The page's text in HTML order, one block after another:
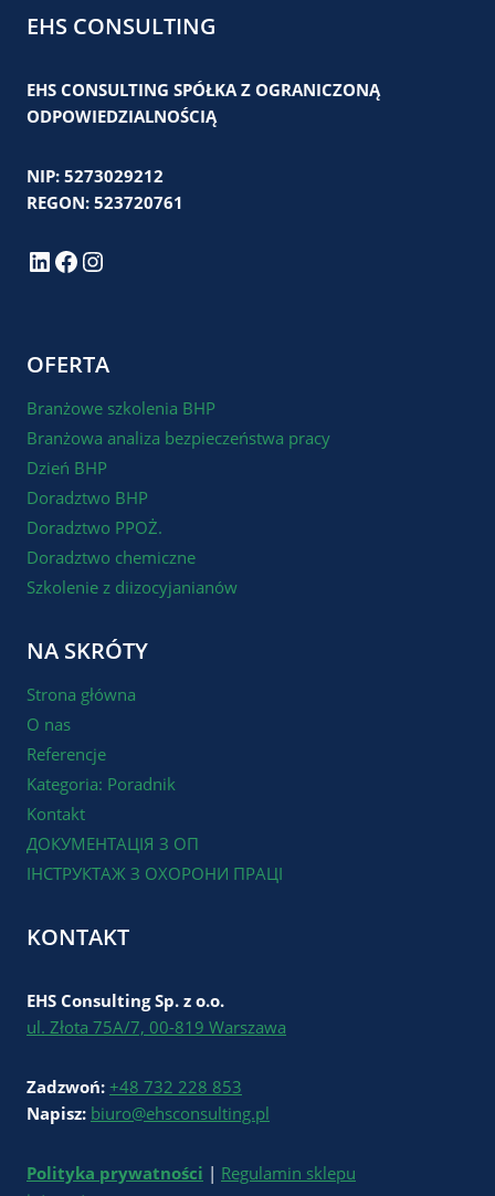
EHS CONSULTING
EHS CONSULTING SPÓŁKA Z OGRANICZONĄ
ODPOWIEDZIALNOŚCIĄ
NIP: 5273029212
REGON: 523720761
LinkedIn
Facebook
Instagram
OFERTA
Branżowe szkolenia BHP
Branżowa analiza bezpieczeństwa pracy
Dzień BHP
Doradztwo BHP
Doradztwo PPOŻ.
Doradztwo chemiczne
Szkolenie z diizocyjanianów
NA SKRÓTY
Strona główna
O nas
Referencje
Kategoria: Poradnik
Kontakt
ДОКУМЕНТАЦІЯ З ОП
ІНСТРУКТАЖ З ОХОРОНИ ПРАЦІ
KONTAKT
EHS Consulting Sp. z o.o.
ul. Złota 75A/7, 00-819 Warszawa
Zadzwoń: +48 732 228 853
Napisz: biuro@ehsconsulting.pl
Polityka prywatności | Regulamin sklepu